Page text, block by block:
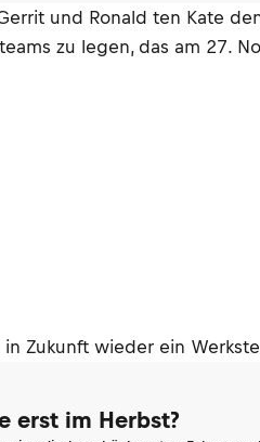
und Ronald ten Kate
zu legen, das am 27.
Zukunft wieder ein
erst im Herbst?